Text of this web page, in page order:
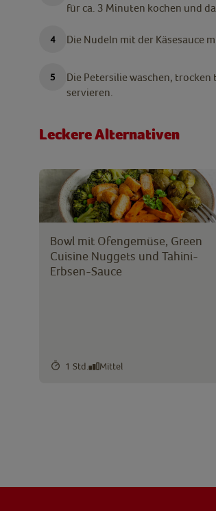
für ca. 3 Minuten kochen und
Die Nudeln mit der Käsesauce
Die Petersilie waschen,
servieren.
Leckere Alternativen
Bowl mit Ofengemüse, Green
Cuisine Nuggets und Tahini-
Erbsen-Sauce
1 Std. Mittel